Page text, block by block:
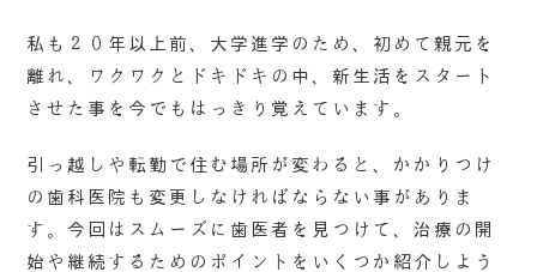
私も２０年以上前、大学進学のため、初めて親元を
離れ、ワクワクとドキドキの中、新生活をスタート
させた事を今でもはっきり覚えています。
引っ越しや転勤で住む場所が変わると、かかりつけ
の歯科医院も変更しなければならない事がありま
す。今回はスムーズに歯医者を見つけて、治療の開
始や継続するためのポイントをいくつか紹介しよう